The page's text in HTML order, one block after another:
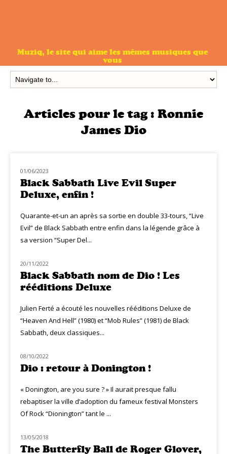
Muziq, le site qui aime les mêmes musiques que
vous
Articles pour le tag : Ronnie
James Dio
NOUVEAUTÉS
01/06/2023
Black Sabbath Live Evil Super
Deluxe, enfin !
Quarante-et-un an après sa sortie en double 33-tours, “Live
Evil” de Black Sabbath entre enfin dans la légende grâce à
sa version “Super Del...
CLASSIQ ROCK
20/11/2022
Black Sabbath nom de Dio ! Les
rééditions Deluxe
Julien Ferté a écouté les nouvelles rééditions Deluxe de
“Heaven And Hell” (1980) et “Mob Rules” (1981) de Black
Sabbath, deux classiques...
CLASSIQ ROCK
08/10/2022
Dio : retour à Donington !
« Donington, are you sure ? » Il aurait presque fallu
rebaptiser la ville d’adoption du fameux festival Monsters
Of Rock “Dionington” tant le ...
NOUVEAUTÉS
13/05/2018
The Butterfly Ball de Roger Glover,